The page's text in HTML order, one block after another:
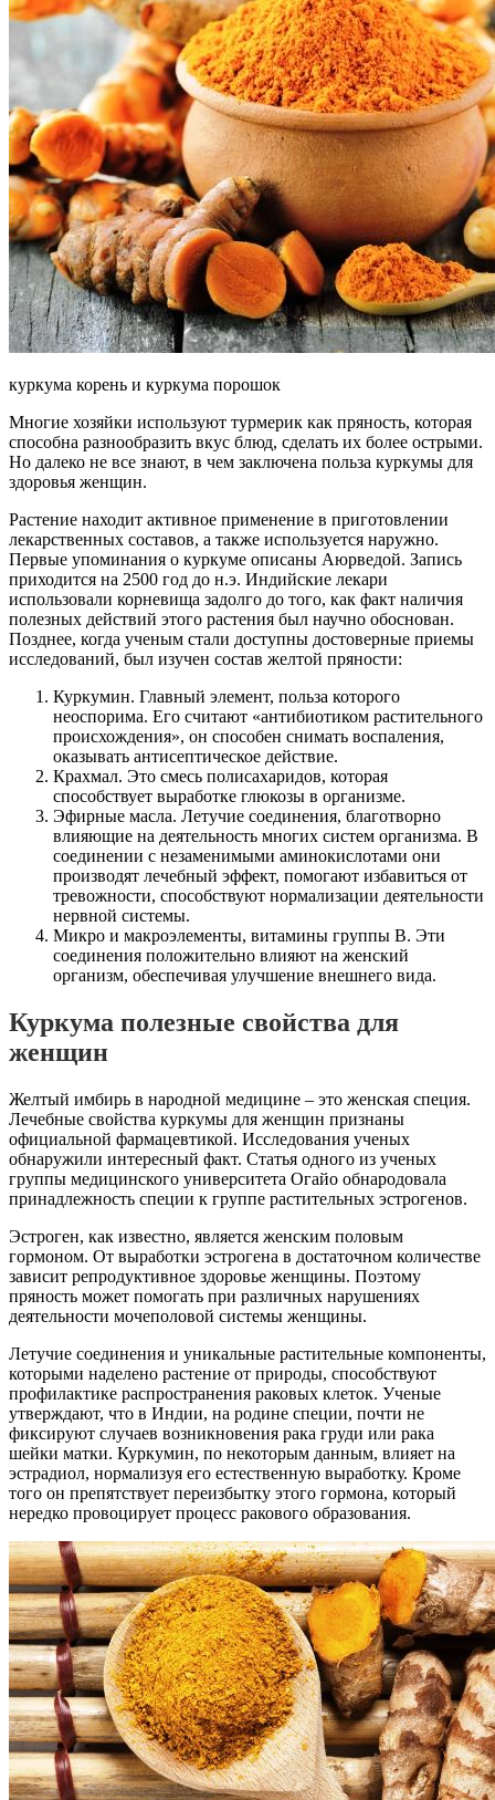
куркума корень и куркума порошок
Многие хозяйки используют турмерик как пряность, которая
способна разнообразить вкус блюд, сделать их более острыми.
Но далеко не все знают, в чем заключена польза куркумы для
здоровья женщин.
Растение находит активное применение в приготовлении
лекарственных составов, а также используется наружно.
Первые упоминания о куркуме описаны Аюрведой. Запись
приходится на 2500 год до н.э. Индийские лекари
использовали корневища задолго до того, как факт наличия
полезных действий этого растения был научно обоснован.
Позднее, когда ученым стали доступны достоверные приемы
исследований, был изучен состав желтой пряности:
Куркумин. Главный элемент, польза которого
неоспорима. Его считают «антибиотиком растительного
происхождения», он способен снимать воспаления,
оказывать антисептическое действие.
Крахмал. Это смесь полисахаридов, которая
способствует выработке глюкозы в организме.
Эфирные масла. Летучие соединения, благотворно
влияющие на деятельность многих систем организма. В
соединении с незаменимыми аминокислотами они
производят лечебный эффект, помогают избавиться от
тревожности, способствуют нормализации деятельности
нервной системы.
Микро и макроэлементы, витамины группы B. Эти
соединения положительно влияют на женский
организм, обеспечивая улучшение внешнего вида.
Куркума полезные свойства для
женщин
Желтый имбирь в народной медицине – это женская специя.
Лечебные свойства куркумы для женщин признаны
официальной фармацевтикой. Исследования ученых
обнаружили интересный факт. Статья одного из ученых
группы медицинского университета Огайо обнародовала
принадлежность специи к группе растительных эстрогенов.
Эстроген, как известно, является женским половым
гормоном. От выработки эстрогена в достаточном количестве
зависит репродуктивное здоровье женщины. Поэтому
пряность может помогать при различных нарушениях
деятельности мочеполовой системы женщины.
Летучие соединения и уникальные растительные компоненты,
которыми наделено растение от природы, способствуют
профилактике распространения раковых клеток. Ученые
утверждают, что в Индии, на родине специи, почти не
фиксируют случаев возникновения рака груди или рака
шейки матки. Куркумин, по некоторым данным, влияет на
эстрадиол, нормализуя его естественную выработку. Кроме
того он препятствует переизбытку этого гормона, который
нередко провоцирует процесс ракового образования.